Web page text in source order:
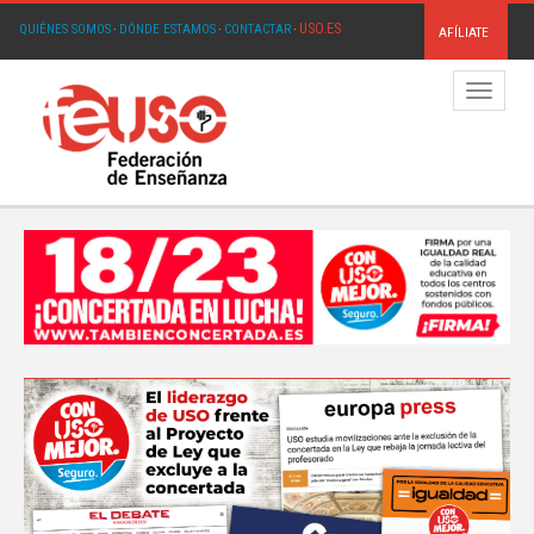
QUIÉNES SOMOS· DÓNDE ESTAMOS· CONTACTAR· USO.ES AFÍLIATE
Menú